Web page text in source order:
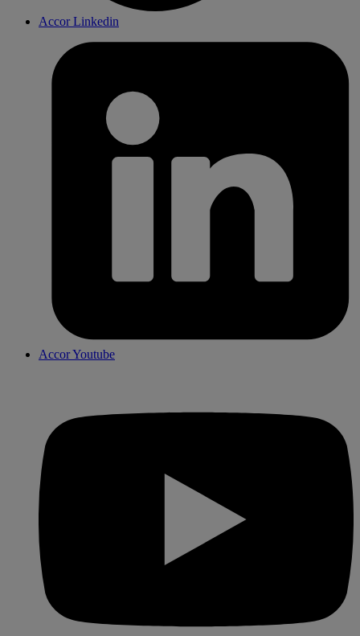
Accor Linkedin
Accor Youtube